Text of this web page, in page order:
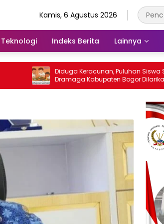
Kamis, 6 Agustus 2026
Teknologi Indeks Berita Lainnya
Diduga Keracunan, Puluhan Siswa SD di
Dramaga Kabupaten Bogor Dilarikan Ke
Puskesmas